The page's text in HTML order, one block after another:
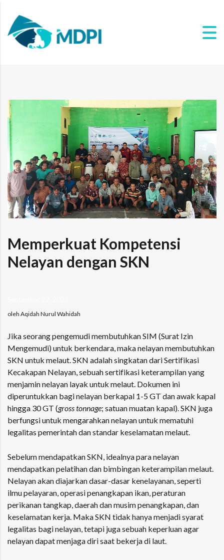
Memperkuat Kompetensi
Nelayan dengan SKN
oleh Aqidah Nurul Wahidah
Jika seorang pengemudi membutuhkan SIM (Surat Izin
Mengemudi) untuk berkendara, maka nelayan membutuhkan
SKN untuk melaut. SKN adalah singkatan dari Sertifikasi
Kecakapan Nelayan, sebuah sertifikasi keterampilan yang
menjamin nelayan layak untuk melaut. Dokumen ini
diperuntukkan bagi nelayan berkapal 1-5 GT dan awak kapal
hingga 30 GT (gross tonnage; satuan muatan kapal). SKN juga
berfungsi untuk mengarahkan nelayan untuk mematuhi
legalitas pemerintah dan standar keselamatan melaut.
Sebelum mendapatkan SKN, idealnya para nelayan
mendapatkan pelatihan dan bimbingan keterampilan melaut.
Nelayan akan diajarkan dasar-dasar kenelayanan, seperti
ilmu pelayaran, operasi penangkapan ikan, peraturan
perikanan tangkap, daerah dan musim penangkapan, dan
keselamatan kerja. Maka SKN tidak hanya menjadi syarat
legalitas bagi nelayan, tetapi juga sebuah keperluan agar
nelayan dapat menjaga diri saat bekerja di laut.